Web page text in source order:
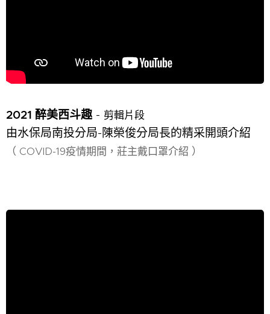
2021 醉美西斗趣- 剪輯片段
由水保局南投分局-陳榮俊分局長的精采開頭介紹
（ COVID-19疫情期間，莊主戴口罩介紹 ）